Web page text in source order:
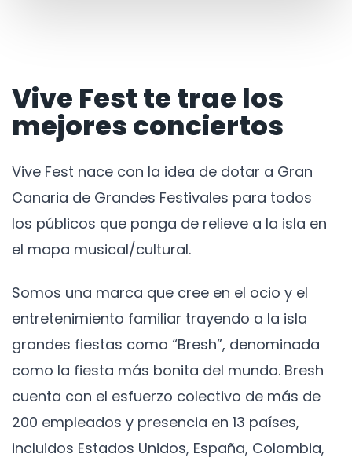
Vive Fest te trae los
mejores conciertos
Vive Fest nace con la idea de dotar a Gran
Canaria de Grandes Festivales para todos
los públicos que ponga de relieve a la isla en
el mapa musical/cultural.
Somos una marca que cree en el ocio y el
entretenimiento familiar trayendo a la isla
grandes fiestas como “Bresh”, denominada
como la fiesta más bonita del mundo. Bresh
cuenta con el esfuerzo colectivo de más de
200 empleados y presencia en 13 países,
incluidos Estados Unidos, España, Colombia,